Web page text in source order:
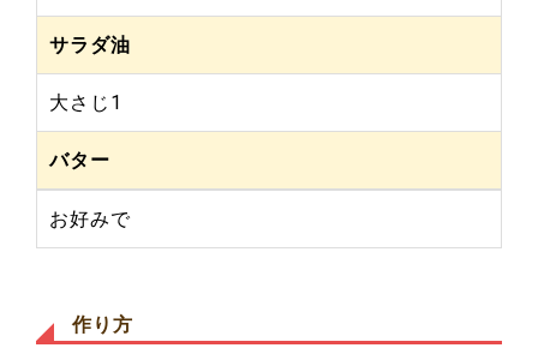
サラダ油
大さじ1
バター
お好みで
作り方